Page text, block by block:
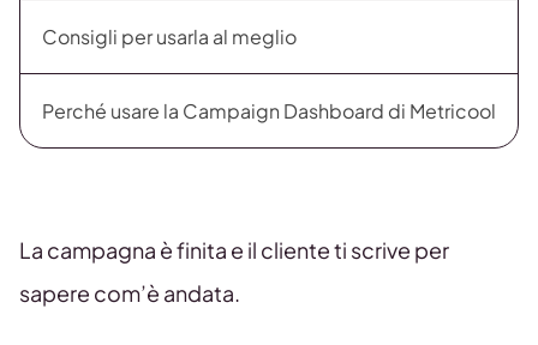
Consigli per usarla al meglio
Perché usare la Campaign Dashboard di Metricool
La campagna è finita e il cliente ti scrive per
sapere com’è andata.